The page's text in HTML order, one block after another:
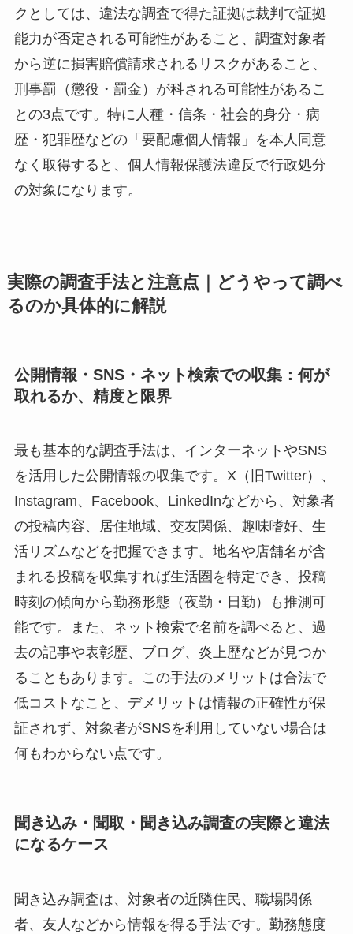
クとしては、違法な調査で得た証拠は裁判で証拠
能力が否定される可能性があること、調査対象者
から逆に損害賠償請求されるリスクがあること、
刑事罰（懲役・罰金）が科される可能性があるこ
との3点です。特に人種・信条・社会的身分・病
歴・犯罪歴などの「要配慮個人情報」を本人同意
なく取得すると、個人情報保護法違反で行政処分
の対象になります。
実際の調査手法と注意点｜どうやって調べ
るのか具体的に解説
公開情報・SNS・ネット検索での収集：何が
取れるか、精度と限界
最も基本的な調査手法は、インターネットやSNS
を活用した公開情報の収集です。X（旧Twitter）、
Instagram、Facebook、LinkedInなどから、対象者
の投稿内容、居住地域、交友関係、趣味嗜好、生
活リズムなどを把握できます。地名や店舗名が含
まれる投稿を収集すれば生活圏を特定でき、投稿
時刻の傾向から勤務形態（夜勤・日勤）も推測可
能です。また、ネット検索で名前を調べると、過
去の記事や表彰歴、ブログ、炎上歴などが見つか
ることもあります。この手法のメリットは合法で
低コストなこと、デメリットは情報の正確性が保
証されず、対象者がSNSを利用していない場合は
何もわからない点です。
聞き込み・聞取・聞き込み調査の実際と違法
になるケース
聞き込み調査は、対象者の近隣住民、職場関係
者、友人などから情報を得る手法です。勤務態度